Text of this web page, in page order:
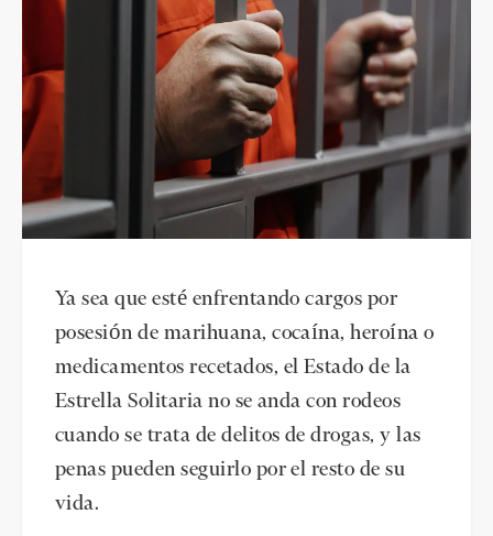
Ya sea que esté enfrentando cargos por
posesión de marihuana, cocaína, heroína o
medicamentos recetados, el Estado de la
Estrella Solitaria no se anda con rodeos
cuando se trata de delitos de drogas, y las
penas pueden seguirlo por el resto de su
vida.